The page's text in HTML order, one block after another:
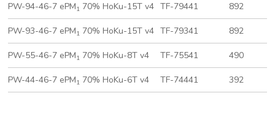
PW-94-46-7 ePM1 70% HoKu-15T v4 TF-79441 892
PW-93-46-7 ePM1 70% HoKu-15T v4 TF-79341 892
PW-55-46-7 ePM1 70% HoKu-8T v4 TF-75541 490
PW-44-46-7 ePM1 70% HoKu-6T v4 TF-74441 392